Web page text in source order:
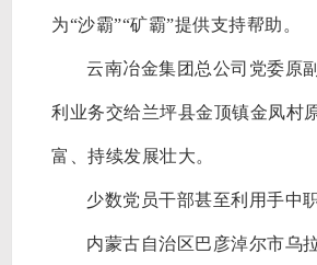
为“沙霸”“矿霸”提供支持帮助。
云南冶金集团总公司党委原
利业务交给兰坪县金顶镇金凤村
富、持续发展壮大。
少数党员干部甚至利用手中
内蒙古自治区巴彦淖尔市乌